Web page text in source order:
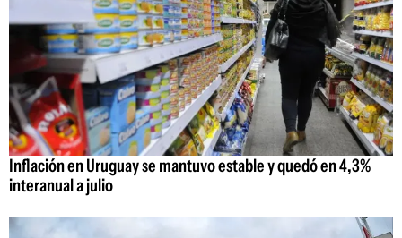
Inflación en Uruguay se mantuvo estable y quedó en 4,3%
interanual a julio